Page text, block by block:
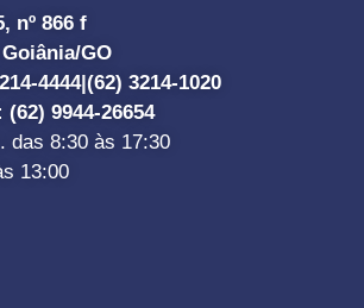
nº 866 f
GO
4444| (62) 3214-1020
(62) 9944-26654
das 8:30 às 17:30
13:00